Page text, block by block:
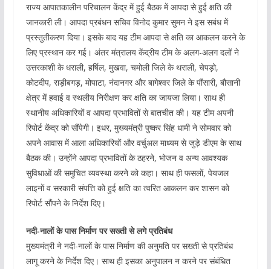
राज्य आपातकालीन परिचालन केंद्र में हुई बैठक में आपदा से हुई क्षति की
जानकारी ली। आपदा प्रबंधन सचिव विनोद कुमार सुमन ने इस सबंध में
प्रस्तुतीकरण दिया। इसके बाद यह टीम आपदा से क्षति का आकलन करने के
लिए प्रस्थान कर गई। अंतर मंत्रालय केंद्रीय टीम के अलग-अलग दलों ने
उत्तरकाशी के धराली, हर्षिल, मुखवा, चमोली जिले के थराली, चेपड़ो,
कोटदीप, राड़ीबगड़, मोपाटा, नंदानगर और बागेश्वर जिले के पौंसारी, बौसानी
क्षेत्र में हवाई व स्थलीय निरीक्षण कर क्षति का जायजा लिया। साथ ही
स्थानीय अधिकारियों व आपदा प्रभावितों से बातचीत की। यह टीम अपनी
रिपोर्ट केंद्र को सौंपेगी। इधर, मुख्यमंत्री पुष्कर सिंह धामी ने सोमवार को
अपने आवास में आला अधिकारियों और वर्चुअल माध्यम से जुड़े डीएम के साथ
बैठक की। उन्होंने आपदा प्रभावितों के ठहरने, भोजन व अन्य आवश्यक
सुविधाओं की समुचित व्यवस्था करने को कहा। साथ ही फसलों, पेयजल
लाइनों व सरकारी संपत्ति को हुई क्षति का त्वरित आकलन कर शासन को
रिपोर्ट सौंपने के निर्देश दिए।
नदी-नालों के पास निर्माण पर सख्ती से लगे प्रतिबंध
मुख्यमंत्री ने नदी-नालों के पास निर्माण की अनुमति पर सख्ती से प्रतिबंध
लागू करने के निर्देश दिए। साथ ही इसका अनुपालन न करने पर संबंधित